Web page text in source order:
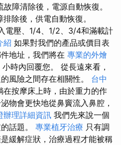
故障清除後，電源自動恢復。
除後，供電自動恢復。
電壓、1/4、1/2、3/4和滿載計
紹 如果對我們的產品或價目表
地址，我們將在 專業的外燴
小時內回覆您。 從長遠來看，
風險之間存在相關性。 台中
在按摩床上時，由於重力的作
物會更快地從鼻竇流入鼻腔，
辦理詳細資訊 我們先來說一個
話題。 專業植牙治療 只有調
緩解症狀，治療過程才能被稱